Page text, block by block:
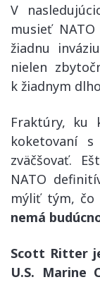
V
musieť
žiadnu
nielen
k žiadnym
Fraktúry, ku
koketovaní
zväčšovať.
NATO
mýliť tým, čo
nemá
Scott Ritter
U.S. Marine